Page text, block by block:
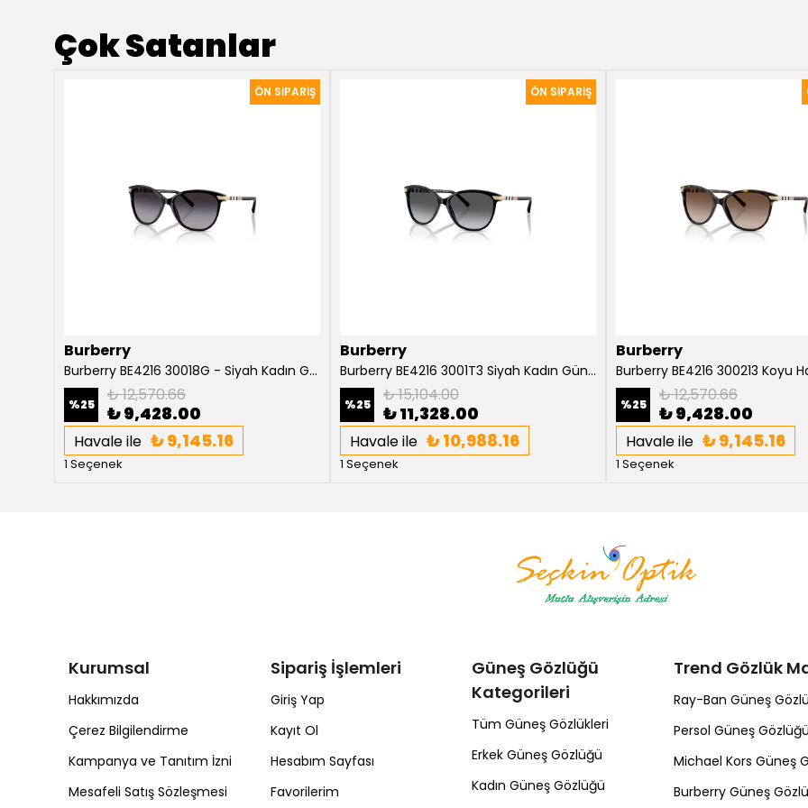
Çok Satanlar
Burberry
Burberry BE4216 30018G - Siyah Kadın Güneş Gözlüğü
%25 ₺ 12,570.66
₺ 9,428.00
Havale ile ₺ 9,145.16
1 Seçenek
Burberry
Burberry BE4216 3001T3 Siyah Kadın Güneş Gözlüğü
%25 ₺ 15,104.00
₺ 11,328.00
Havale ile ₺ 10,988.16
1 Seçenek
Burberry
%25 ₺ 12,570.66
₺ 9,428.00
Havale ile ₺ 9,145.16
1 Seçenek
Kurumsal
Hakkımızda
Çerez Bilgilendirme
Kampanya ve Tanıtım İzni
Mesafeli Satış Sözleşmesi
Sipariş İşlemleri
Giriş Yap
Kayıt Ol
Hesabım Sayfası
Favorilerim
Güneş Gözlüğü
Kategorileri
Tüm Güneş Gözlükleri
Erkek Güneş Gözlüğü
Kadın Güneş Gözlüğü
Trend Gözlük
Ray-Ban Güneş
Persol Güneş Gözlüğü
Michael Kors Güneş
Burberry Güneş